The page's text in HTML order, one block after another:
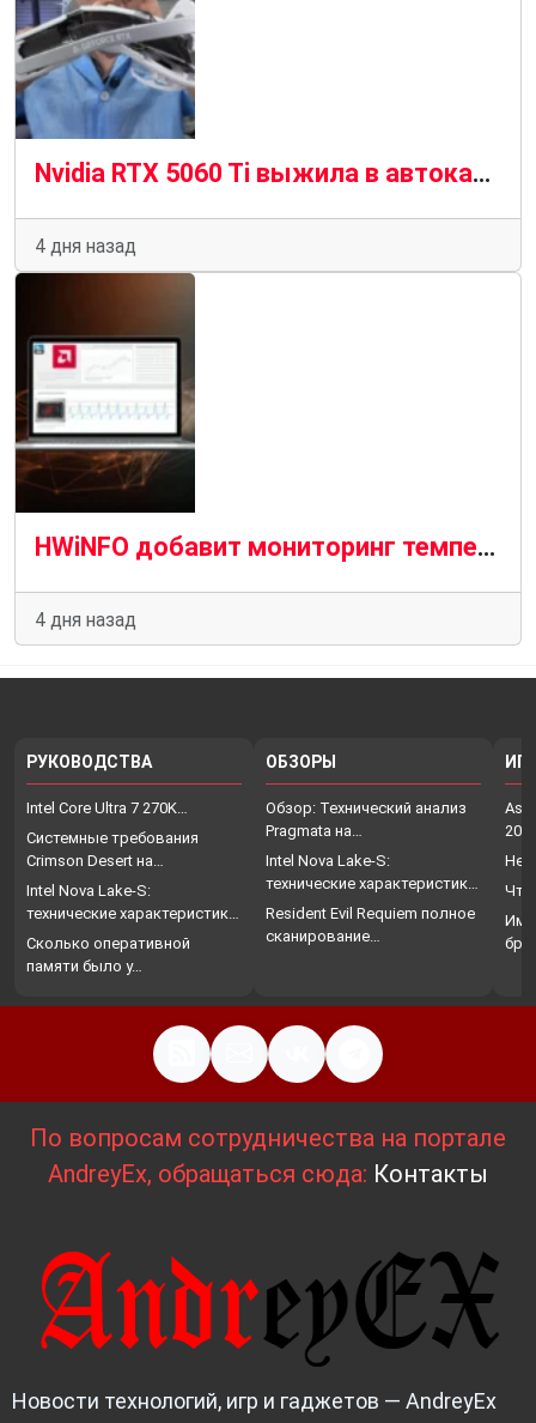
Nvidia RTX 5060 Ti выжила в автокатастрофе и выжила, чтобы рассказать об этом
4 дня назад
HWiNFO добавит мониторинг температуры VRAM на кристалле для графических процессоров AMD и Nvidia
4 дня назад
РУКОВОДСТВА
Intel Core Ultra 7 270K…
Системные требования
Crimson Desert на…
Intel Nova Lake-S:
технические характеристики,
…
Сколько оперативной
памяти было у…
ОБЗОРЫ
Обзор: Технический анализ
Pragmata на…
Intel Nova Lake-S:
технические характеристики,
…
Resident Evil Requiem полное
сканирование…
Что
По вопросам сотрудничества на портале
AndreyEx, обращаться сюда: Контакты
Новости технологий, игр и гаджетов — AndreyEx